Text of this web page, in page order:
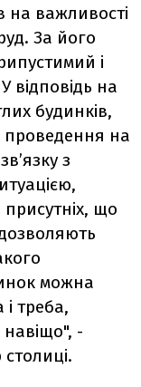
на важливості
За його
і
відповідь на
будинків,
проведення на
з
що
дозволяють
можна
треба,
навіщо", -